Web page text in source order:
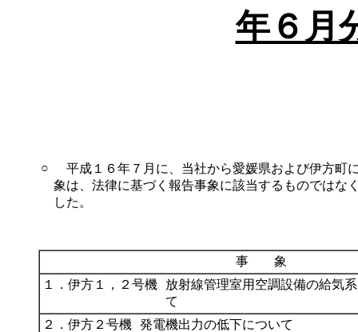
年６月
○
平成１６年７月に、当社から愛媛県および伊方町
象は、法律に基づく報告事象に該当するものではな
した。
事 象
１．伊方１，２号機
放射線管理室用空調設備の給気
て
２．伊方２号機 発電機出力の低下について